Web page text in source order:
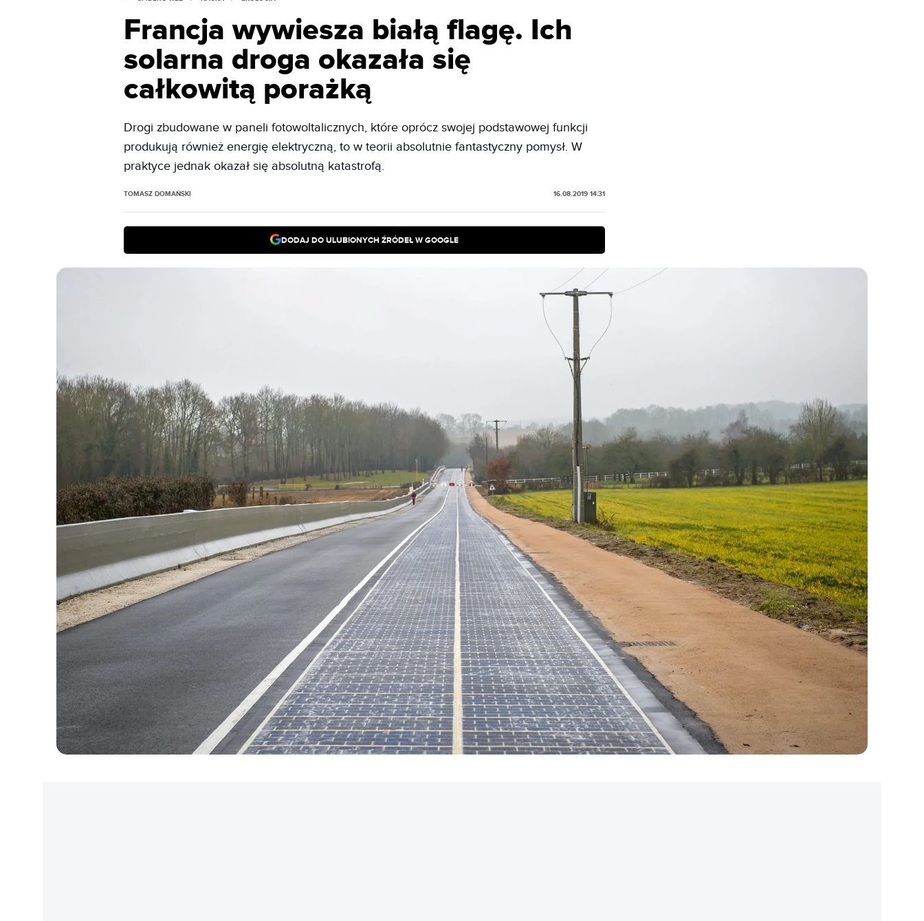
Francja wywiesza białą flagę. Ich
solarna droga okazała się
całkowitą porażką
Drogi zbudowane w paneli fotowoltalicznych, które oprócz swojej podstawowej funkcji
produkują również energię elektryczną, to w teorii absolutnie fantastyczny pomysł. W
praktyce jednak okazał się absolutną katastrofą.
TOMASZ DOMAŃSKI 16.08.2019 14:31
DODAJ DO ULUBIONYCH ŹRÓDEŁ W GOOGLE